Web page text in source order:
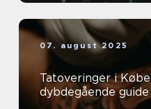
07. august 2025
Tatoveringer i
dybdegående guide